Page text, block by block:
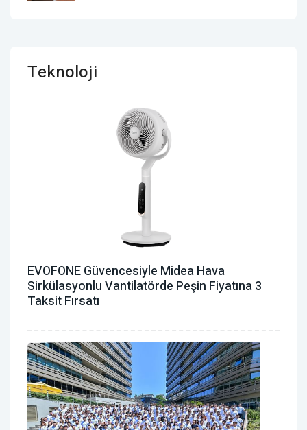
Teknoloji
EVOFONE Güvencesiyle Midea Hava
Sirkülasyonlu Vantilatörde Peşin Fiyatına 3
Taksit Fırsatı